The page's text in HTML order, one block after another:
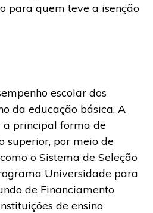
para quem teve a isenção
escolar dos
da educação básica. A
a principal forma de
superior, por meio de
o Sistema de Seleção
Universidade para
de Financiamento
de ensino